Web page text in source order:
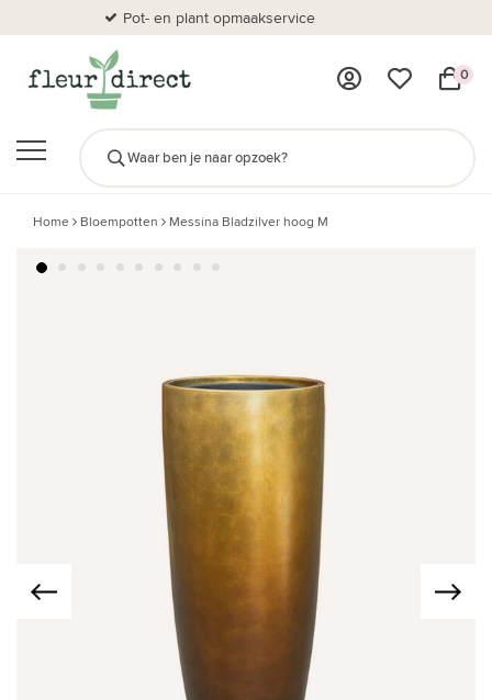
Pot- en plant opmaakservice
0
Home Bloempotten Messina Bladzilver hoog M